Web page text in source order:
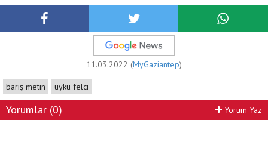
11.03.2022 (MyGaziantep)
barış metin uyku felci
Yorumlar (0) Yorum Yaz